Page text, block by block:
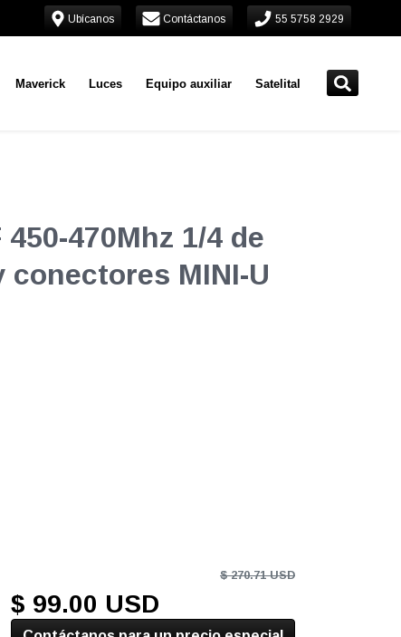
Ubícanos Contáctanos 55 5758 2929
Maverick Luces Equipo auxiliar Satelital
470Mhz 1/4 de
MINI-U
$ 270.71 USD
$ 99.00 USD